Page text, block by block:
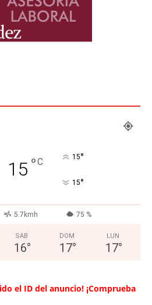
15 °C 15°
15°
5.7kmh 75 %
SAB
16°
DOM
17°
LUN
17°
el ID del anuncio! ¡Comprueba